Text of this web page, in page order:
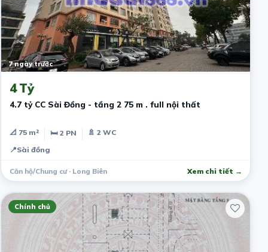
7 ngày trước
4 Tỷ
4.7 tỷ CC Sài Đồng - tầng 2 75 m . full nội thất
📐 75 m² 🛏 2 PN
🚿 2 WC
📍Sài đồng
Căn hộ/Chung cư · Long Biên Xem chi tiết →
Chính chủ